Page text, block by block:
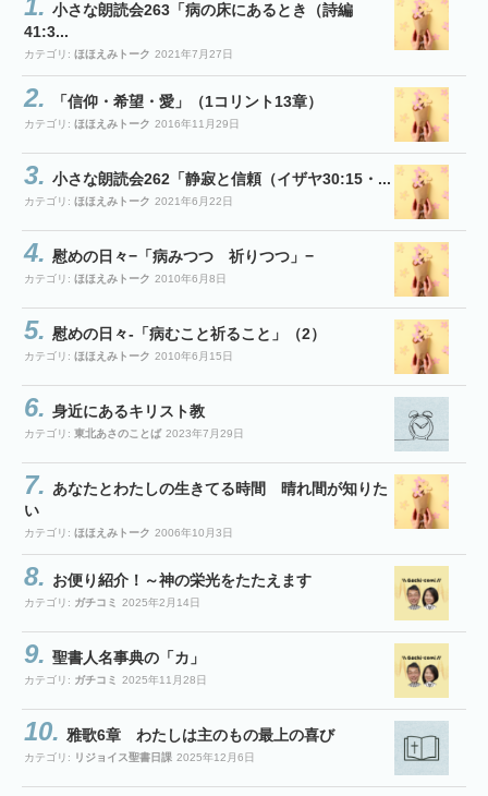
小さな朗読会263「病の床にあるとき（詩編
41:3...
カテゴリ: ほほえみトーク 2021年7月27日
「信仰・希望・愛」（1コリント13章）
カテゴリ: ほほえみトーク 2016年11月29日
小さな朗読会262「静寂と信頼（イザヤ30:15・...
カテゴリ: ほほえみトーク 2021年6月22日
慰めの日々−「病みつつ 祈りつつ」−
カテゴリ: ほほえみトーク 2010年6月8日
慰めの日々-「病むこと祈ること」（2）
カテゴリ: ほほえみトーク 2010年6月15日
身近にあるキリスト教
カテゴリ: 東北あさのことば 2023年7月29日
あなたとわたしの生きてる時間 晴れ間が知りた
い
カテゴリ: ほほえみトーク 2006年10月3日
お便り紹介！～神の栄光をたたえます
カテゴリ: ガチコミ 2025年2月14日
聖書人名事典の「カ」
カテゴリ: ガチコミ 2025年11月28日
雅歌6章 わたしは主のもの最上の喜び
カテゴリ: リジョイス聖書日課 2025年12月6日